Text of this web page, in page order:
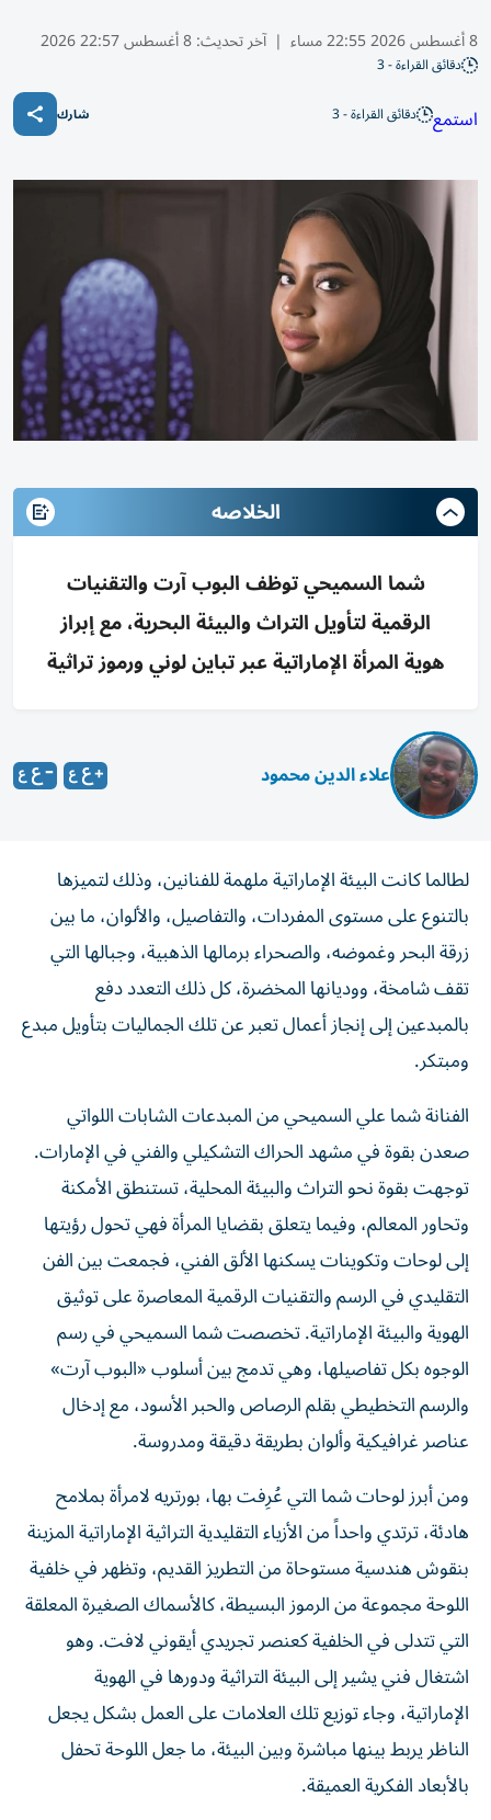
8 أغسطس 2026 22:55 مساء | آخر تحديث:8 أغسطس 22:57 2026
دقائق القراءة - 3
استمع دقائق القراءة - 3 شارك
الخلاصه
شما السميحي توظف البوب آرت والتقنيات
الرقمية لتأويل التراث والبيئة البحرية، مع إبراز
هوية المرأة الإماراتية عبر تباين لوني ورموز تراثية
علاء الدين محمود
لطالما كانت البيئة الإماراتية ملهمة للفنانين، وذلك لتميزها
بالتنوع على مستوى المفردات، والتفاصيل، والألوان، ما بين
زرقة البحر وغموضه، والصحراء برمالها الذهبية، وجبالها التي
تقف شامخة، ووديانها المخضرة، كل ذلك التعدد دفع
بالمبدعين إلى إنجاز أعمال تعبر عن تلك الجماليات بتأويل مبدع
ومبتكر.
الفنانة شما علي السميحي من المبدعات الشابات اللواتي
صعدن بقوة في مشهد الحراك التشكيلي والفني في الإمارات.
توجهت بقوة نحو التراث والبيئة المحلية، تستنطق الأمكنة
وتحاور المعالم، وفيما يتعلق بقضايا المرأة فهي تحول رؤيتها
إلى لوحات وتكوينات يسكنها الألق الفني، فجمعت بين الفن
التقليدي في الرسم والتقنيات الرقمية المعاصرة على توثيق
الهوية والبيئة الإماراتية. تخصصت شما السميحي في رسم
الوجوه بكل تفاصيلها، وهي تدمج بين أسلوب «البوب آرت»
والرسم التخطيطي بقلم الرصاص والحبر الأسود، مع إدخال
عناصر غرافيكية وألوان بطريقة دقيقة ومدروسة.
ومن أبرز لوحات شما التي عُرِفت بها، بورتريه لامرأة بملامح
هادئة، ترتدي واحداً من الأزياء التقليدية التراثية الإماراتية المزينة
بنقوش هندسية مستوحاة من التطريز القديم، وتظهر في خلفية
اللوحة مجموعة من الرموز البسيطة، كالأسماك الصغيرة المعلقة
التي تتدلى في الخلفية كعنصر تجريدي أيقوني لافت. وهو
اشتغال فني يشير إلى البيئة التراثية ودورها في الهوية
الإماراتية، وجاء توزيع تلك العلامات على العمل بشكل يجعل
الناظر يربط بينها مباشرة وبين البيئة، ما جعل اللوحة تحفل
بالأبعاد الفكرية العميقة.